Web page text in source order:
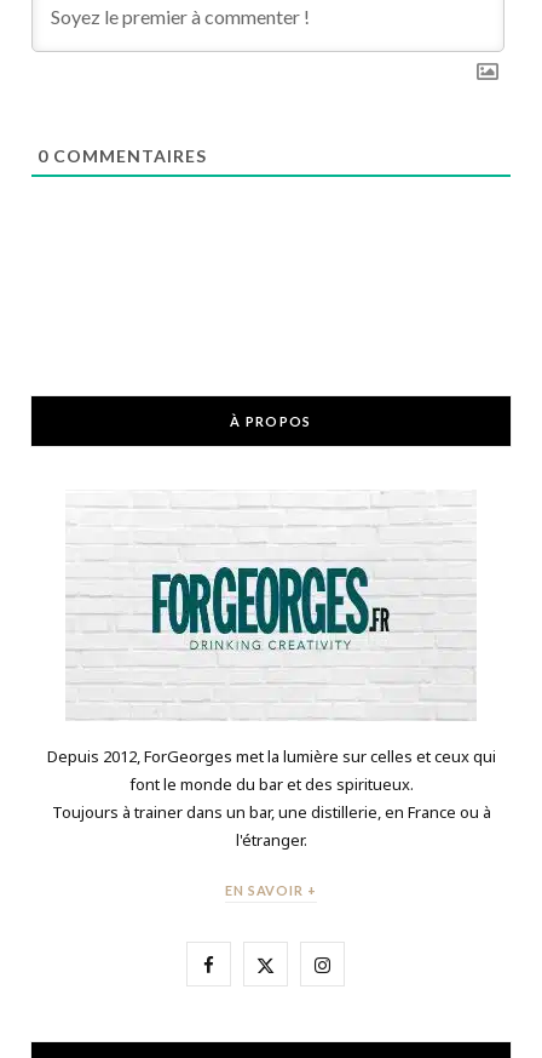
0 COMMENTAIRES
À PROPOS
Depuis 2012, ForGeorges met la lumière sur celles et ceux qui
font le monde du bar et des spiritueux.
Toujours à trainer dans un bar, une distillerie, en France ou à
l'étranger.
EN SAVOIR +
F X I